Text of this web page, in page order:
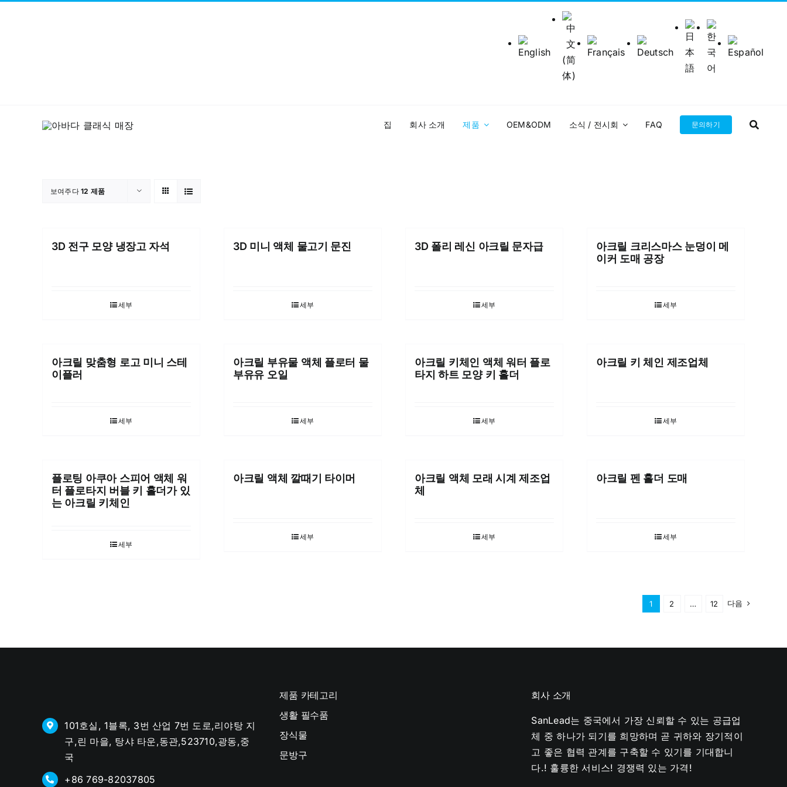
집 회사 소개 제품 OEM&ODM 소식 / 전시회 FAQ 문의하기
보여주다12 제품
3D 전구 모양 냉장고 자석
세부
3D 미니 액체 물고기 문진
세부
3D 폴리 레신 아크릴 문자급
세부
아크릴 크리스마스 눈덩이 메
이커 도매 공장
세부
아크릴 맞춤형 로고 미니 스테
이플러
세부
아크릴 부유물 액체 플로터 물
부유유 오일
세부
아크릴 키체인 액체 워터 플로
타지 하트 모양 키 홀더
세부
아크릴 키 체인 제조업체
세부
플로팅 아쿠아 스피어 액체 워
터 플로타지 버블 키 홀더가 있
는 아크릴 키체인
세부
아크릴 액체 깔때기 타이머
세부
아크릴 액체 모래 시계 제조업
체
세부
아크릴 펜 홀더 도매
세부
1 2 … 12 다음
101호실, 1블록, 3번 산업 7번 도로,리야탕 지
구,린 마을, 탕샤 타운,동관,523710,광동,중
국
+86 769-82037805
제품 카테고리
생활 필수품
장식물
문방구
회사 소개
SanLead는 중국에서 가장 신뢰할 수 있는 공급업
체 중 하나가 되기를 희망하며 곧 귀하와 장기적이
고 좋은 협력 관계를 구축할 수 있기를 기대합니
다.! 훌륭한 서비스! 경쟁력 있는 가격!